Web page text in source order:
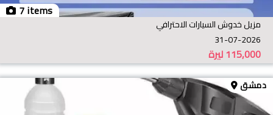
7 items
مزيل خدوش السيارات الاحترافي
31-07-2026
ليرة115,000
دمشق